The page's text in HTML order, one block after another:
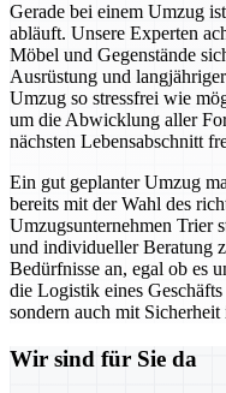
Gerade bei einem Umzug
abläuft. Unsere Experten
Möbel und Gegenstände
Ausrüstung und
Umzug so stressfrei wie
um die Abwicklung aller
nächsten Lebensabschnitt
Ein gut geplanter Umzug
bereits mit der Wahl des
Umzugsunternehmen Trier
und individueller Beratung
Bedürfnisse an, egal ob es
die Logistik eines
sondern auch mit
Wir sind für Sie da